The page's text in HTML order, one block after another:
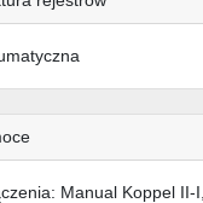
Manual Koppel II-I,